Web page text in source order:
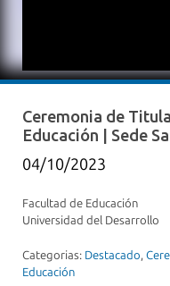
Ceremonia de
Educación | Sede
04/10/2023
Facultad de Educación
Universidad del Desarrollo
Categorias: Destacado,
Educación